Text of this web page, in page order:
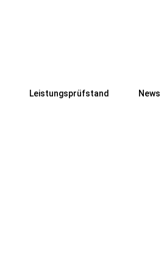
Leistungsprüfstand News